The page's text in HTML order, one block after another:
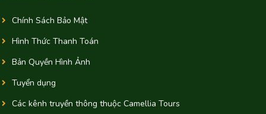
Chính Sách Bảo Mật
Hình Thức Thanh Toán
Bản Quyền Hình Ảnh
Tuyển dụng
Các kênh truyền thông thuộc Camellia Tours